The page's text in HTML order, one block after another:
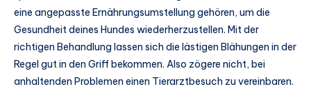
eine angepasste Ernährungsumstellung gehören, um die
Gesundheit deines Hundes wiederherzustellen. Mit der
richtigen Behandlung lassen sich die lästigen Blähungen in der
Regel gut in den Griff bekommen. Also zögere nicht, bei
anhaltenden Problemen einen Tierarztbesuch zu vereinbaren.